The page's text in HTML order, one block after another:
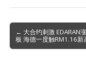
navigation
← 大合约刺激 EDARAN
板 海德一度触RM1.16新